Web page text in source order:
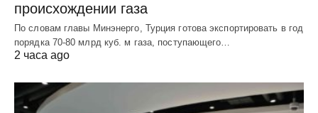
происхождении газа
По словам главы Минэнерго, Турция готова экспортировать в год
порядка 70-80 млрд куб. м газа, поступающего…
2 часа ago